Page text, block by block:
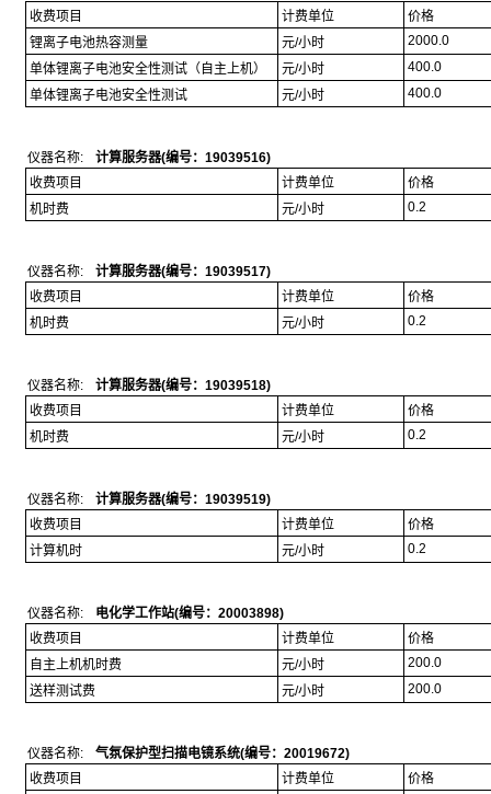
收费项目
计费单位
价格
锂离子电池热容测量
元/小时
2000.0
单体锂离子电池安全性测试（自主上机）
元/小时
400.0
单体锂离子电池安全性测试
元/小时 400.0
仪器名称:
计算服务器(编号：19039516)
收费项目
计费单位
价格
机时费
元/小时 0.2
仪器名称:
计算服务器(编号：19039517)
收费项目
计费单位
价格
机时费
元/小时 0.2
仪器名称:
计算服务器(编号：19039518)
收费项目
计费单位
价格
机时费
元/小时 0.2
仪器名称:
计算服务器(编号：19039519)
收费项目
计费单位
价格
计算机时
元/小时 0.2
仪器名称:
电化学工作站(编号：20003898)
收费项目
计费单位
价格
自主上机机时费
元/小时
200.0
送样测试费
元/小时 200.0
仪器名称:
气氛保护型扫描电镜系统(编号：20019672)
收费项目
计费单位
价格